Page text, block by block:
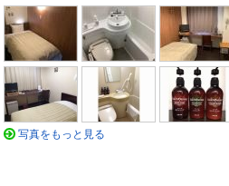
写真をもっと見る